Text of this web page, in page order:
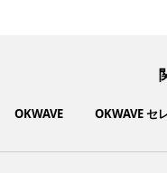
OKWAVE OKWAVE セ